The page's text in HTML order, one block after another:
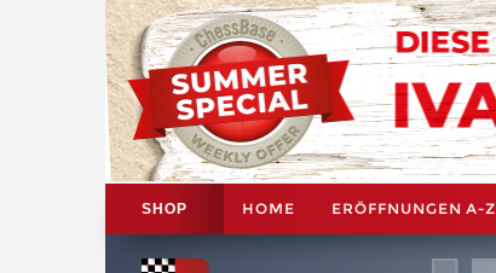
SHOP HOME ERÖFFNUNGEN A-Z